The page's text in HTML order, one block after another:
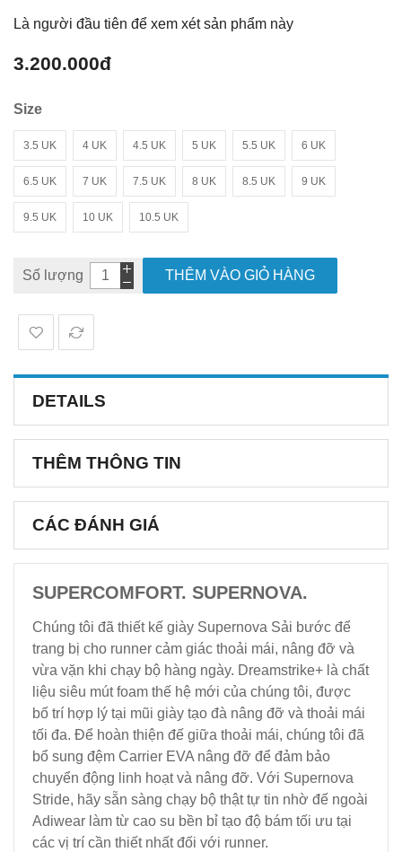
Là người đầu tiên để xem xét sản phẩm này
3.200.000đ
Size
3.5 UK 4 UK 4.5 UK 5 UK 5.5 UK 6 UK
6.5 UK 7 UK 7.5 UK 8 UK 8.5 UK 9 UK
9.5 UK 10 UK 10.5 UK
Số lượng THÊM VÀO GIỎ HÀNG
DETAILS
THÊM THÔNG TIN
CÁC ĐÁNH GIÁ
SUPERCOMFORT. SUPERNOVA.
Chúng tôi đã thiết kế giày Supernova Sải bước để
trang bị cho runner cảm giác thoải mái, nâng đỡ và
vừa vặn khi chạy bộ hàng ngày. Dreamstrike+ là chất
liệu siêu mút foam thế hệ mới của chúng tôi, được
bố trí hợp lý tại ​mũi giày tạo đà nâng đỡ và thoải mái
tối đa. Để hoàn thiện đế giữa thoải mái, chúng tôi đã
bổ sung đệm Carrier EVA nâng đỡ để đảm bảo
chuyển động linh hoạt và nâng đỡ. Với Supernova
Stride, hãy sẵn sàng chạy bộ thật tự tin nhờ đế ngoài
Adiwear làm từ cao su bền bỉ tạo độ bám tối ưu tại
các vị trí cần thiết nhất đối với runner.